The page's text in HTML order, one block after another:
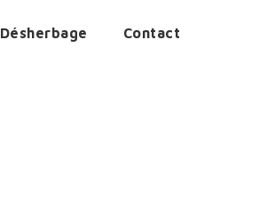
Désherbage Contact